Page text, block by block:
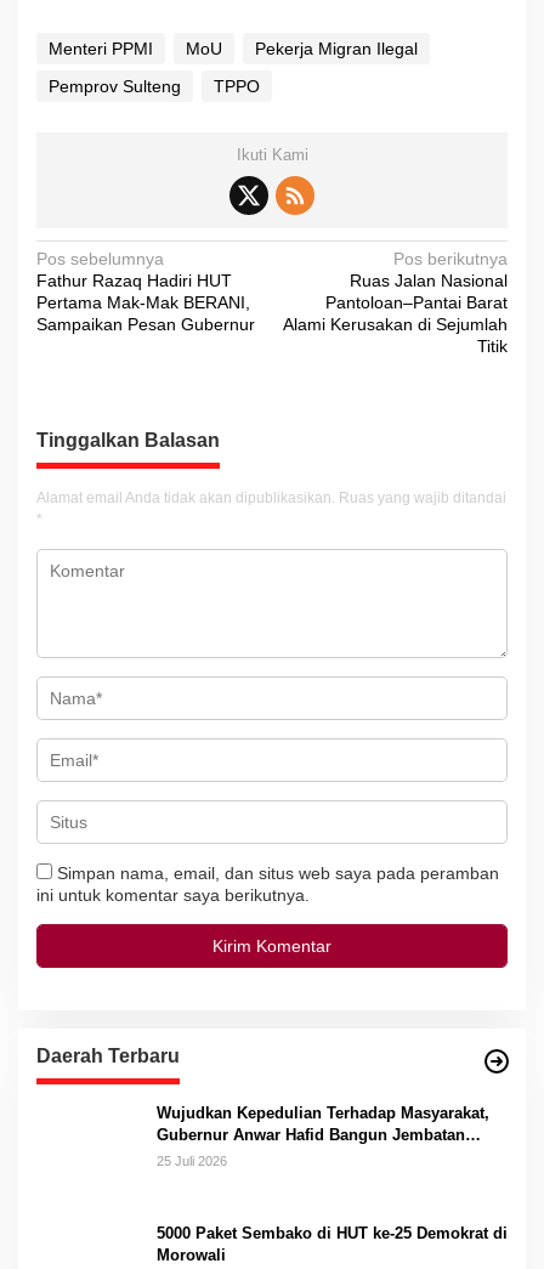
Menteri PPMI MoU
Pekerja Migran Ilegal
Pemprov Sulteng
TPPO
Ikuti Kami
N
a
v
a
s
i
o
Pos sebelumnya
Fathur Razaq Hadiri HUT
Pertama Mak-Mak BERANI,
Sampaikan Pesan Gubernur
Pos berikutnya
Ruas Jalan Nasional
Pantoloan–Pantai Barat
Alami Kerusakan di Sejumlah
Titik
Tinggalkan Balasan
Alamat email Anda tidak akan dipublikasikan. Ruas yang wajib ditandai
*
Simpan nama, email, dan situs web saya pada peramban
ini untuk komentar saya berikutnya.
Daerah Terbaru
Wujudkan Kepedulian Terhadap Masyarakat,
Gubernur Anwar Hafid Bangun Jembatan
Gantung Masungkang dengan Dana Pribadi
25 Juli 2026
5000 Paket Sembako di HUT ke-25 Demokrat di
Morowali